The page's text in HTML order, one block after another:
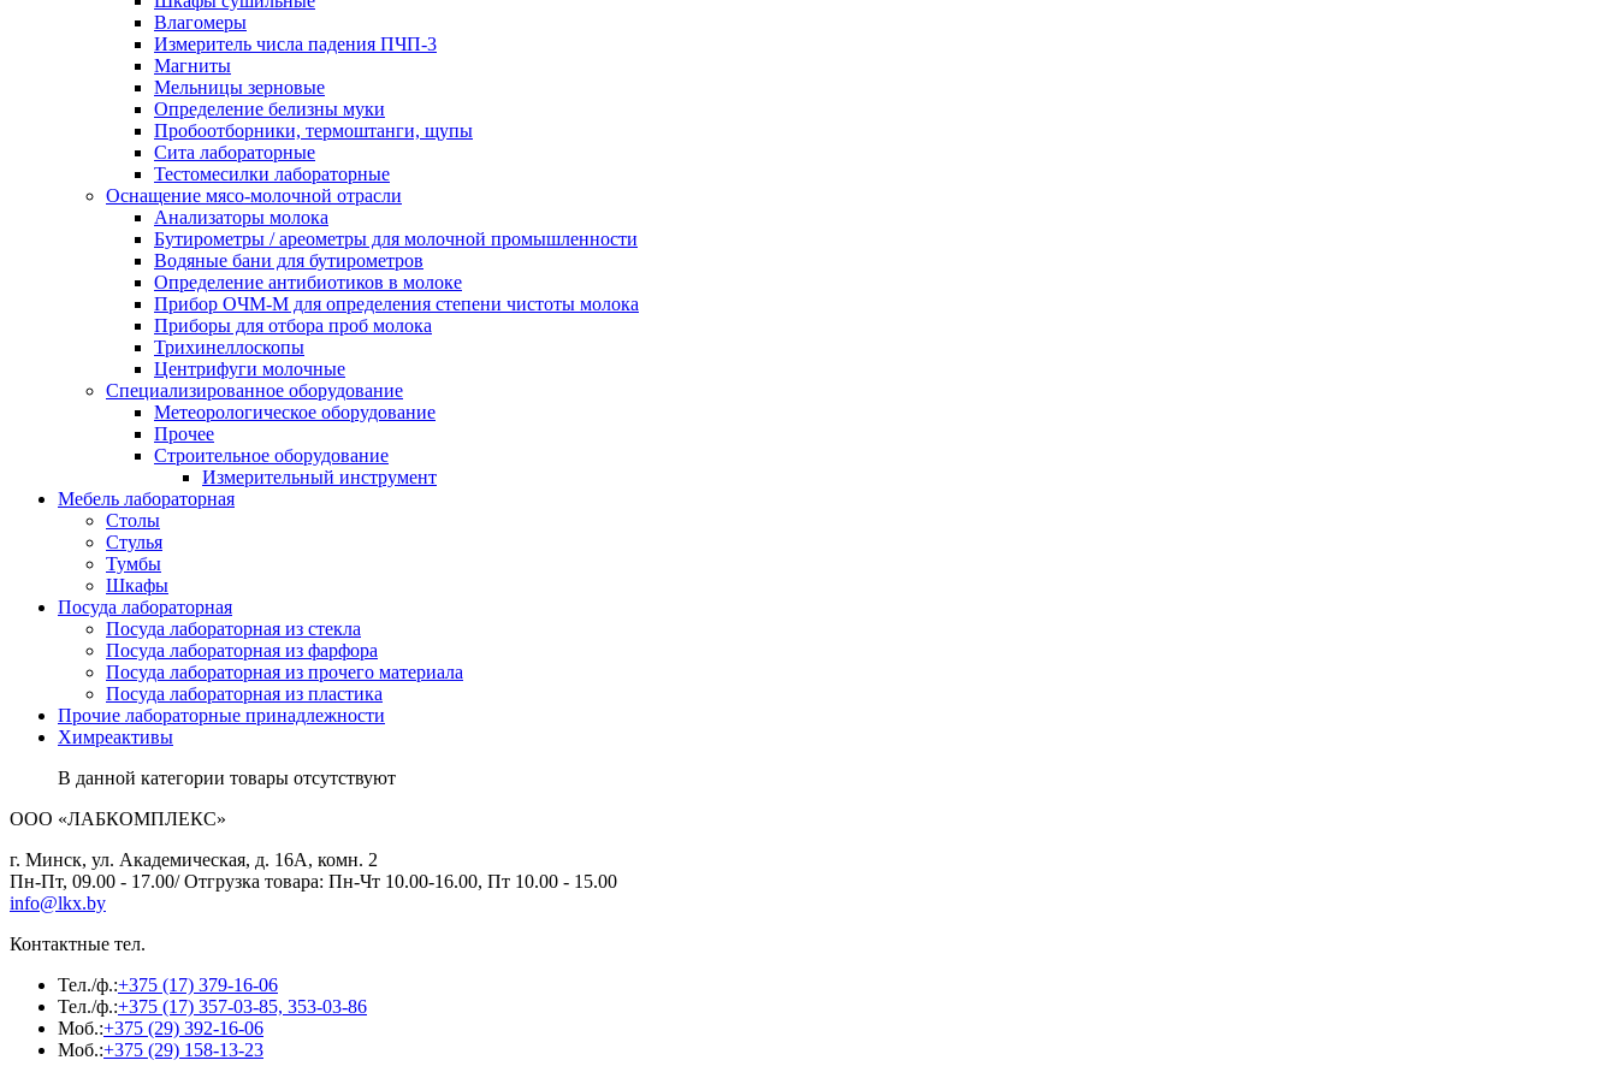
Влагомеры
Измеритель числа падения ПЧП-3
Магниты
Мельницы зерновые
Определение белизны муки
Пробоотборники, термоштанги, щупы
Сита лабораторные
Тестомесилки лабораторные
Оснащение мясо-молочной отрасли
Анализаторы молока
Бутирометры / ареометры для молочной промышленности
Водяные бани для бутирометров
Определение антибиотиков в молоке
Прибор ОЧМ-М для определения степени чистоты молока
Приборы для отбора проб молока
Трихинеллоскопы
Центрифуги молочные
Специализированное оборудование
Метеорологическое оборудование
Прочее
Строительное оборудование
Измерительный инструмент
Мебель лабораторная
Столы
Стулья
Тумбы
Шкафы
Посуда лабораторная
Посуда лабораторная из стекла
Посуда лабораторная из фарфора
Посуда лабораторная из прочего материала
Посуда лабораторная из пластика
Прочие лабораторные принадлежности
Химреактивы
В данной категории товары отсутствуют
ООО «ЛАБКОМПЛЕКС»
г. Минск, ул. Академическая, д. 16А, комн. 2
Пн-Пт, 09.00 - 17.00/ Отгрузка товара: Пн-Чт 10.00-16.00, Пт 10.00 - 15.00
info@lkx.by
Контактные тел.
Тел./ф.:+375 (17) 379-16-06
Тел./ф.:+375 (17) 357-03-85, 353-03-86
Моб.:+375 (29) 392-16-06
Моб.:+375 (29) 158-13-23